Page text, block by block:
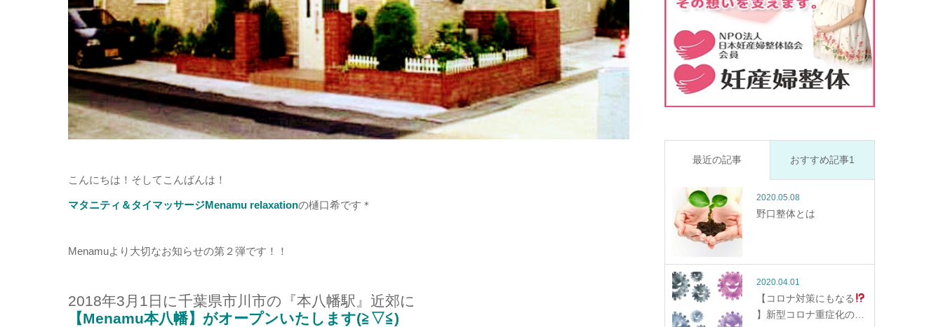
こんにちは！そしてこんばんは！
マタニティ＆タイマッサージMenamu relaxationの樋口希です＊
Menamuより大切なお知らせの第２弾です！！
2018年3月1日に千葉県市川市の『本八幡駅』近郊に
【Menamu本八幡】がオープンいたします(≧▽≦)
最近の記事 おすすめ記事1
2020.05.08
野口整体とは
2020.04.01
【コロナ対策にもなる
】新型コロナ重症化の…